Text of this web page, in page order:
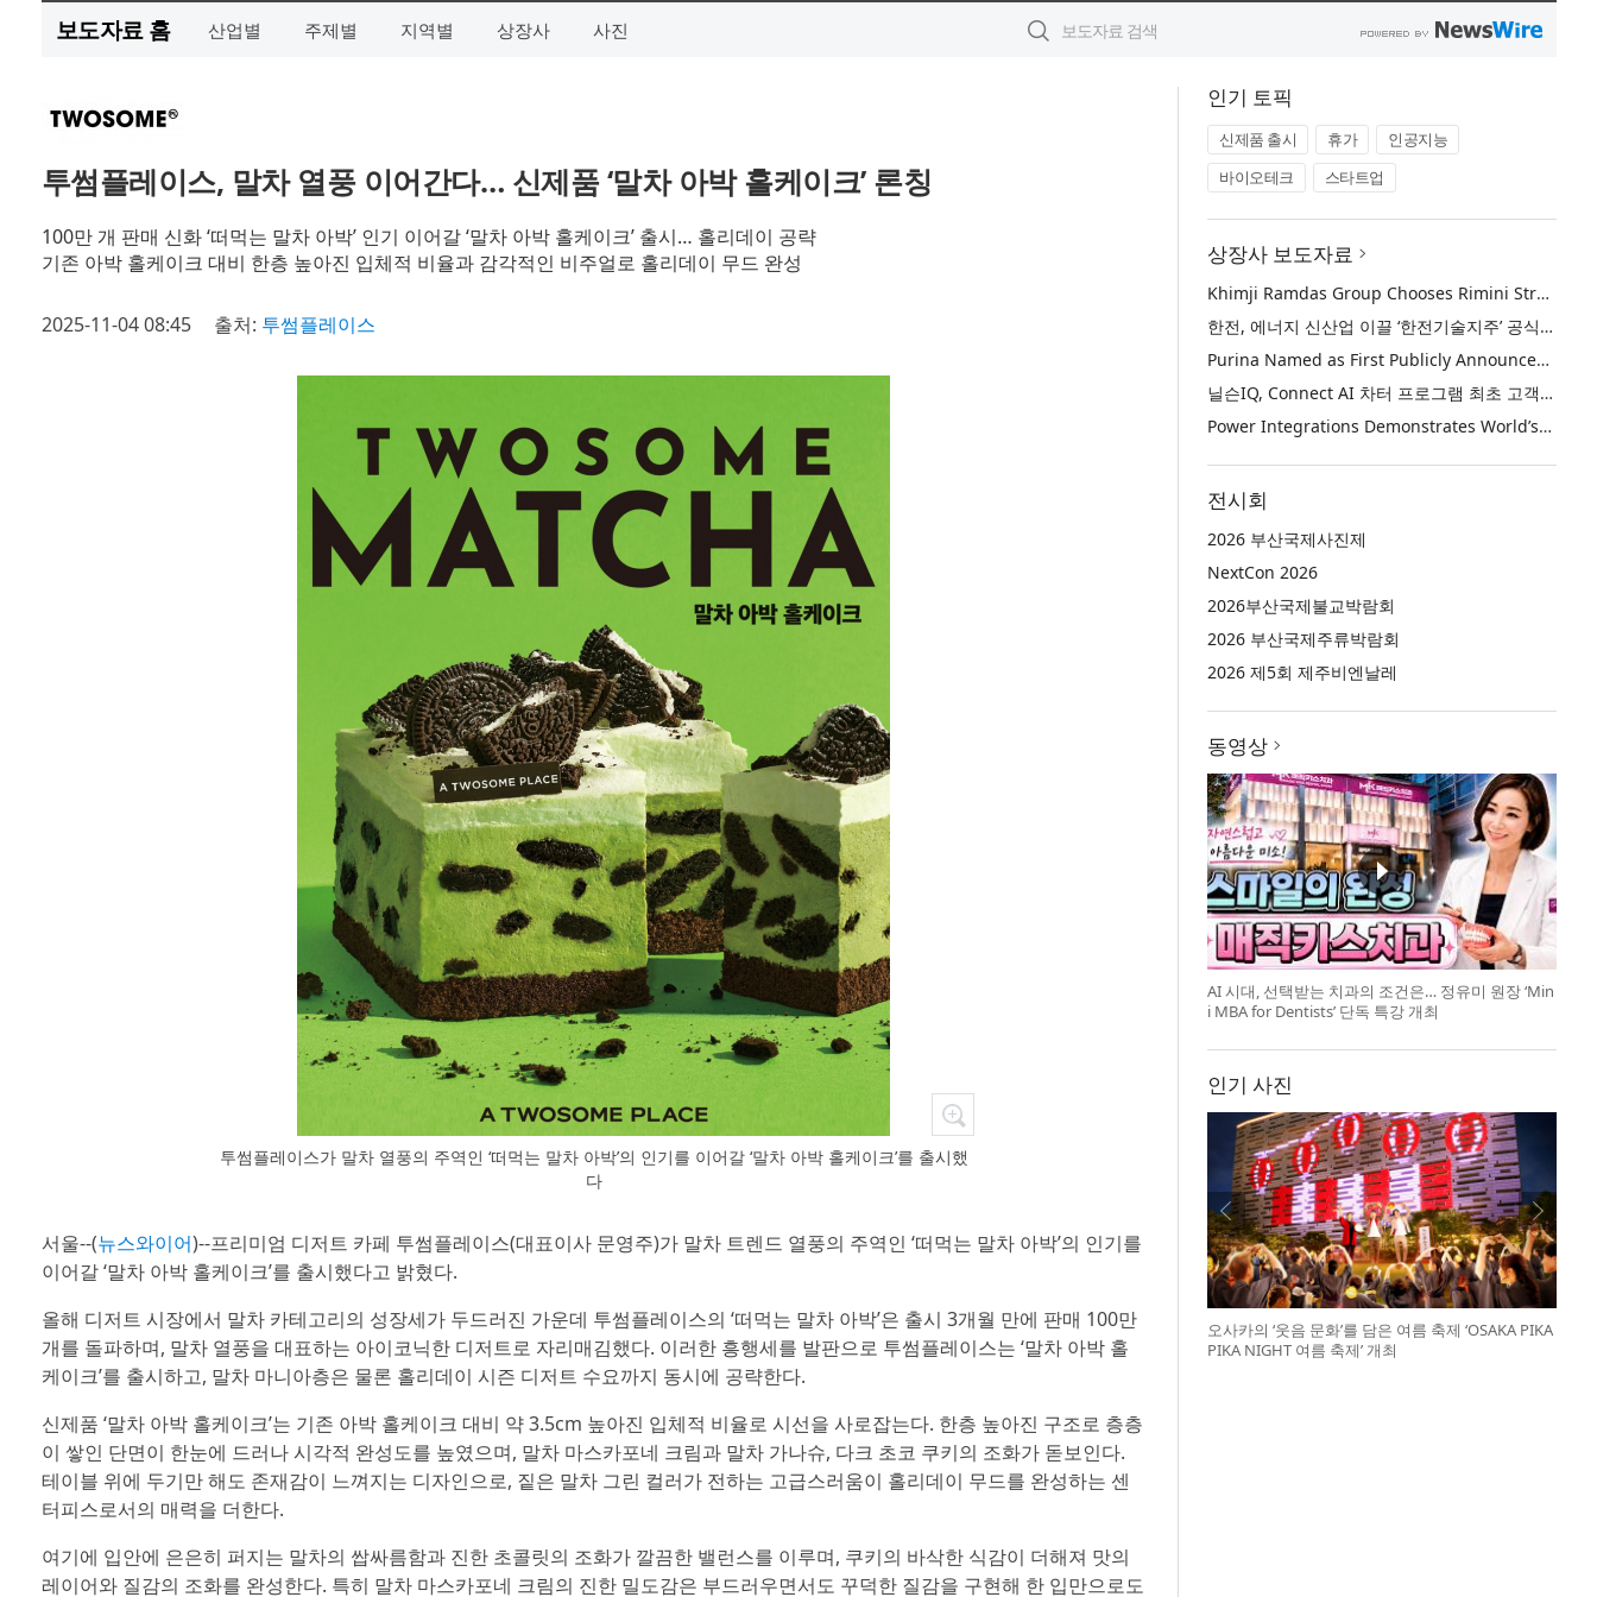
보도자료 홈 산업별 주제별 지역별 상장사 사진
투썸플레이스, 말차 열풍 이어간다… 신제품 ‘말차 아박 홀케이크’ 론칭
100만 개 판매 신화 ‘떠먹는 말차 아박’ 인기 이어갈 ‘말차 아박 홀케이크’ 출시… 홀리데이 공략
기존 아박 홀케이크 대비 한층 높아진 입체적 비율과 감각적인 비주얼로 홀리데이 무드 완성
2025-11-04 08:45 출처: 투썸플레이스
투썸플레이스가 말차 열풍의 주역인 ‘떠먹는 말차 아박’의 인기를 이어갈 ‘말차 아박 홀케이크’를 출시했
다
서울--(뉴스와이어)--프리미엄 디저트 카페 투썸플레이스(대표이사 문영주)가 말차 트렌드 열풍의 주역인 ‘떠먹는 말차 아박’의 인기를
이어갈 ‘말차 아박 홀케이크’를 출시했다고 밝혔다.
올해 디저트 시장에서 말차 카테고리의 성장세가 두드러진 가운데 투썸플레이스의 ‘떠먹는 말차 아박’은 출시 3개월 만에 판매 100만
개를 돌파하며, 말차 열풍을 대표하는 아이코닉한 디저트로 자리매김했다. 이러한 흥행세를 발판으로 투썸플레이스는 ‘말차 아박 홀
케이크’를 출시하고, 말차 마니아층은 물론 홀리데이 시즌 디저트 수요까지 동시에 공략한다.
신제품 ‘말차 아박 홀케이크’는 기존 아박 홀케이크 대비 약 3.5cm 높아진 입체적 비율로 시선을 사로잡는다. 한층 높아진 구조로 층층
이 쌓인 단면이 한눈에 드러나 시각적 완성도를 높였으며, 말차 마스카포네 크림과 말차 가나슈, 다크 초코 쿠키의 조화가 돋보인다.
테이블 위에 두기만 해도 존재감이 느껴지는 디자인으로, 짙은 말차 그린 컬러가 전하는 고급스러움이 홀리데이 무드를 완성하는 센
터피스로서의 매력을 더한다.
여기에 입안에 은은히 퍼지는 말차의 쌉싸름함과 진한 초콜릿의 조화가 깔끔한 밸런스를 이루며, 쿠키의 바삭한 식감이 더해져 맛의
레이어와 질감의 조화를 완성한다. 특히 말차 마스카포네 크림의 진한 밀도감은 부드러우면서도 꾸덕한 질감을 구현해 한 입만으로도
인기 토픽
신제품 출시 휴가
인공지능
바이오테크
스타트업
상장사 보도자료
Khimji Ramdas Group Chooses Rimini Street to Reduce SAP Support Costs, Protect 700+ Customizations and Reinvest Savings in Innovation
한전, 에너지 신산업 이끌 ‘한전기술지주’ 공식 출범
Purina Named as First Publicly Announced NIQ ConnectAI Charter Client
닐슨IQ, Connect AI 차터 프로그램 최초 고객사 ‘퓨리나’ 선정
Power Integrations Demonstrates World’s First 2200 V GaN Technology for Next-Era High-Voltage Power Systems
전시회
2026 부산국제사진제
NextCon 2026
2026부산국제불교박람회
2026 부산국제주류박람회
2026 제5회 제주비엔날레
동영상
AI 시대, 선택받는 치과의 조건은… 정유미 원장 ‘Min
i MBA for Dentists’ 단독 특강 개최
인기 사진
오사카의 ‘웃음 문화’를 담은 여름 축제 ‘OSAKA PIKA
PIKA NIGHT 여름 축제’ 개최